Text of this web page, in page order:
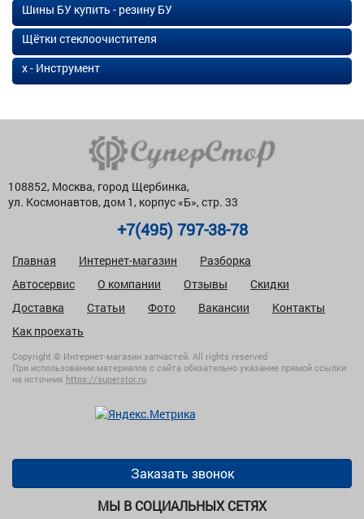
Шины БУ купить - резину БУ
Щётки стеклоочистителя
х - Инструмент
108852, Москва, город Щербинка,
ул. Космонавтов, дом 1, корпус «Б», стр. 33
+7(495) 797-38-78
Главная Интернет-магазин
Разборка
Автосервис
О компании Отзывы
Скидки
Доставка
Статьи Фото Вакансии
Контакты
Как проехать
Copyright © Интернет-магазин запчастей. All rights reserved
При использовании материалов с сайта обязательно указание прямой ссылки
на источник https://superstor.ru.
Заказать звонок
МЫ В СОЦИАЛЬНЫХ СЕТЯХ